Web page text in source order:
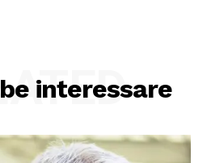
interessare